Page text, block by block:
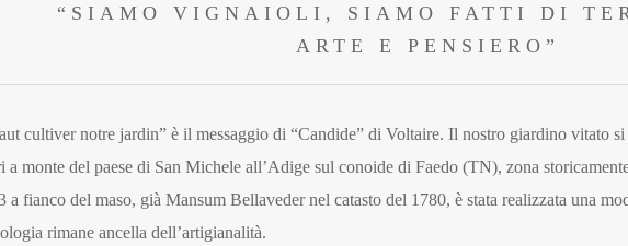
“SIAMO VIGNAIOLI, SIAMO FATTI DI
ARTE E PENSIERO”
cultiver notre jardin” è il messaggio di “Candide” di Voltaire. Il nostro giardino vitato
a monte del paese di San Michele all’Adige sul conoide di Faedo (TN), zona
a fianco del maso, già Mansum Bellaveder nel catasto del 1780, è stata realizzata una
rimane ancella dell’artigianalità.